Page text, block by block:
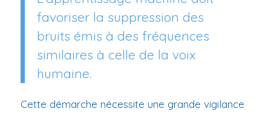
favoriser la suppression des
bruits émis à des fréquences
similaires à celle de la voix
humaine.
Cette démarche nécessite une grande vigilance